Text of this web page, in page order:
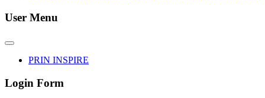
User Menu
PRIN INSPIRE
Login Form